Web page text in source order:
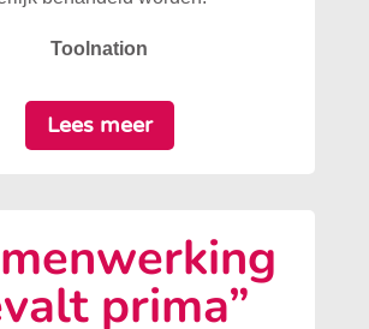
Toolnation
Lees meer
prima”